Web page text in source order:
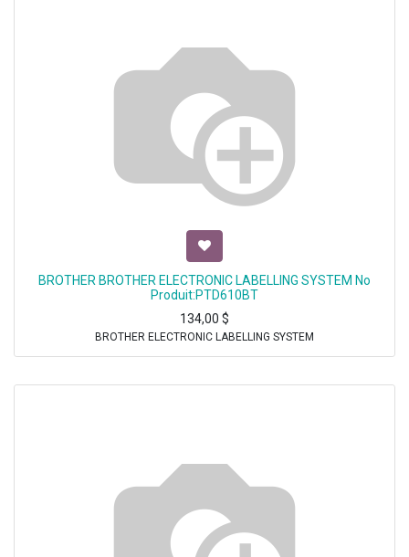
BROTHER BROTHER ELECTRONIC LABELLING SYSTEM No
Produit:PTD610BT
134,00 $
BROTHER ELECTRONIC LABELLING SYSTEM